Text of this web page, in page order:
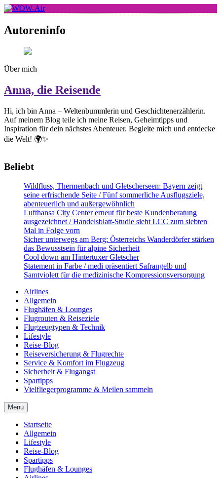
Skip
to
content
WOW-Air
Autoreninfo
Über mich
Anna, die Reisende
Hi, ich bin Anna – Weltenbummlerin und Geschichtenerzählerin.
Auf meinem Blog teile ich meine Reisen, Geheimtipps und
Inspiration für dein nächstes Abenteuer. Begleite mich und entdecke
die Welt! 🌍✨
Beliebt
Wildfluss, Thermenbach und Gletscherseen: Bayern zeigt
seine erfrischende Seite / Fünf sommerliche Ausflugsziele,
abenteuerlich und außergewöhnlich
Lufthansa City Center erneut für beste Kundenberatung
ausgezeichnet / Handelsblatt-Studie sieht LCC zum siebten
Mal in Folge vorn
Sicher unterwegs am Berg: Österreichs Wanderdörfer stärken
das Bewusstsein für alpine Sicherheit
Cool down am Hintertuxer Gletscher
Statement in Farbe / medi präsentiert Safrangelb und
Samtviolett für die medizinische Kompressionsversorgung
Airlines
Allgemein
Flughäfen & Lounges
Flugrouten & Reiseziele
Flugzeugtypen & Technik
Lifestyle
Reise-Blog
Reiseversicherung & Flugrechte
Service & Komfort im Flugzeug
Sicherheit & Flugangst
Spartipps
Vielfliegerprogramme & Meilen sammeln
Menu
Startseite
Allgemein
Lifestyle
Reise-Blog
Spartipps
Flughäfen & Lounges